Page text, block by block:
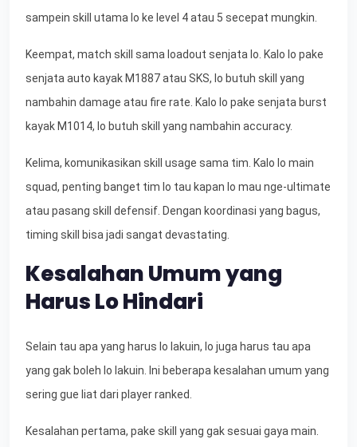
sampein skill utama lo ke level 4 atau 5 secepat mungkin.
Keempat, match skill sama loadout senjata lo. Kalo lo pake
senjata auto kayak M1887 atau SKS, lo butuh skill yang
nambahin damage atau fire rate. Kalo lo pake senjata burst
kayak M1014, lo butuh skill yang nambahin accuracy.
Kelima, komunikasikan skill usage sama tim. Kalo lo main
squad, penting banget tim lo tau kapan lo mau nge-ultimate
atau pasang skill defensif. Dengan koordinasi yang bagus,
timing skill bisa jadi sangat devastating.
Kesalahan Umum yang
Harus Lo Hindari
Selain tau apa yang harus lo lakuin, lo juga harus tau apa
yang gak boleh lo lakuin. Ini beberapa kesalahan umum yang
sering gue liat dari player ranked.
Kesalahan pertama, pake skill yang gak sesuai gaya main.